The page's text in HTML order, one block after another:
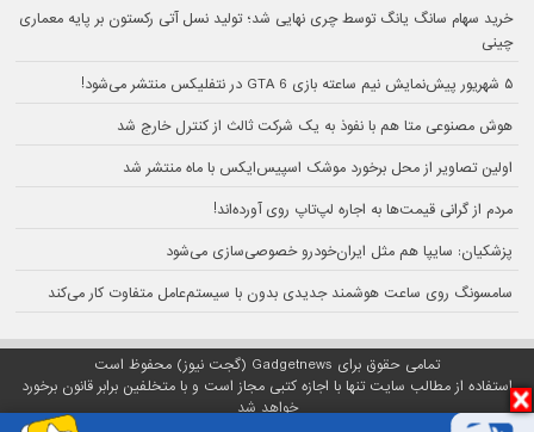
خرید سهام سانگ‌ یانگ توسط چری نهایی شد؛ تولید نسل آتی رکستون بر پایه معماری
چینی
۵ شهریور پیش‌نمایش نیم ساعته بازی GTA 6 در نتفلیکس منتشر می‌شود!
هوش مصنوعی متا هم با نفوذ به یک شرکت ثالث از کنترل خارج شد
اولین تصاویر از محل برخورد موشک اسپیس‌ایکس با ماه منتشر شد
مردم از گرانی قیمت‌ها به اجاره لپ‌تاپ روی آورده‌اند!
پزشکیان: سایپا هم مثل ایران‌خودرو خصوصی‌سازی می‌شود
سامسونگ روی ساعت هوشمند جدیدی بدون با سیستم‌عامل متفاوت کار می‌کند
تمامی حقوق برای Gadgetnews (گجت نیوز) محفوظ است
استفاده از مطالب سایت تنها با اجازه کتبی مجاز است و با متخلفین برابر قانون برخورد
خواهد شد